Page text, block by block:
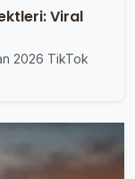
Viral
2026 TikTok